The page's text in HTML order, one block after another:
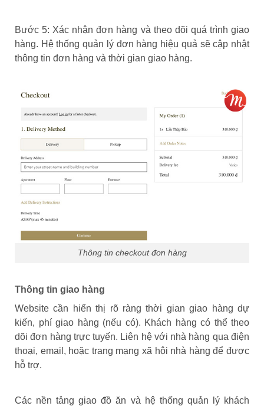
Bước 5: Xác nhận đơn hàng và theo dõi quá trình giao
hàng. Hệ thống quản lý đơn hàng hiệu quả sẽ cập nhật
thông tin đơn hàng và thời gian giao hàng.
Thông tin checkout đơn hàng
Thông tin giao hàng
Website cần hiển thị rõ ràng thời gian giao hàng dự
kiến, phí giao hàng (nếu có). Khách hàng có thể theo
dõi đơn hàng trực tuyến. Liên hệ với nhà hàng qua điện
thoại, email, hoặc trang mạng xã hội nhà hàng để được
hỗ trợ.
Các nền tảng giao đồ ăn và hệ thống quản lý khách